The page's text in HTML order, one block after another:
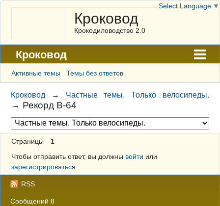
Кроковод
Крокодиловодство 2.0
Кроковод
Форум
Архив
ГАЛЕРЕЯ
Правила
Поиск
Регистрация
Вход
Активные темы Темы без ответов
Кроковод → Частные темы. Только велосипеды.
→ Рекорд В-64
Страницы
1
Чтобы отправить ответ, вы должны войти или
зарегистрироваться
RSS
Сообщений 8
Select Language ▼